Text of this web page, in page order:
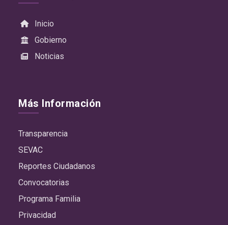
Inicio
Gobierno
Noticias
Más Información
Transparencia
SEVAC
Reportes Ciudadanos
Convocatorias
Programa Familia
Privacidad